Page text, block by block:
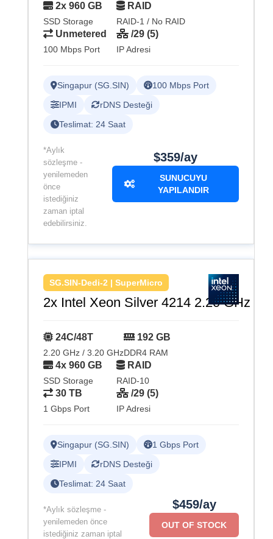
2x 960 GB
SSD Storage
RAID
RAID-1 / No RAID
Unmetered
100 Mbps Port
/29 (5)
IP Adresi
Singapur (SG.SIN)
100 Mbps Port
IPMI
rDNS Desteği
Teslimat: 24 Saat
*Aylık
sözleşme -
yenilemeden
önce
istediğiniz
zaman iptal
edebilirsiniz.
$359/ay
SUNUCUYU
YAPILANDIR
SG.SIN-Dedi-2 | SuperMicro
2x Intel Xeon Silver 4214 2.20 GHz
24C/48T
2.20 GHz / 3.20 GHz
192 GB
DDR4 RAM
4x 960 GB
SSD Storage
RAID
RAID-10
30 TB
1 Gbps Port
/29 (5)
IP Adresi
Singapur (SG.SIN)
1 Gbps Port
IPMI
rDNS Desteği
Teslimat: 24 Saat
*Aylık sözleşme -
yenilemeden önce
istediğiniz zaman iptal
$459/ay
OUT OF STOCK